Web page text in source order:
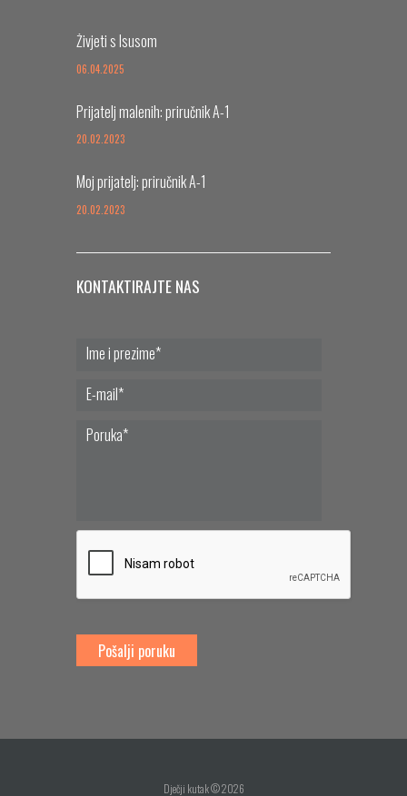
Živjeti s Isusom
06.04.2025
Prijatelj malenih: priručnik A-1
20.02.2023
Moj prijatelj: priručnik A-1
20.02.2023
KONTAKTIRAJTE NAS
Dječji kutak © 2026